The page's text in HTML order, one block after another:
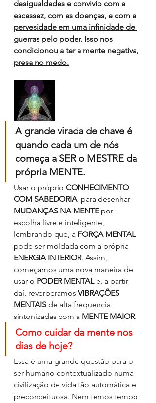
desigualdades e convivio com a
escassez, com as doenças, e com a
pervesidade em uma infinidade de
guerras pelo poder. Isso nos
condicionou a ter a mente negativa,
presa no medo.
A grande virada de chave é
quando cada um de nós
começa a SER o MESTRE da
própria MENTE.
Usar o próprio CONHECIMENTO
COM SABEDORIA
  para desenhar
MUDANÇAS NA MENTE por
escolha livre e inteligente,
lembrando que, a FORÇA MENTAL
pode ser moldada com a própria
ENERGIA INTERIOR. Assim,
começamos uma nova maneira de
usar o PODER MENTAL e, a partir
daí, reverberamos VIBRAÇÕES
MENTAIS de alta frequencia
sintonizadas com a MENTE MAIOR.
Como cuidar da mente nos
dias de hoje?
Essa é uma grande questão para o
ser humano contextualizado numa
civilização de vida tão automática e
preconceituosa. Nem temos tempo